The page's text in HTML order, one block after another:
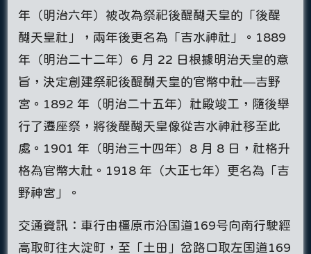
年（明治六年）被改為祭祀後醍醐天皇的「後醍
醐天皇社」，兩年後更名為「吉水神社」。1889
年（明治二十二年）6 月 22 日根據明治天皇的意
旨，決定創建祭祀後醍醐天皇的官幣中社—吉野
宮。1892 年（明治二十五年）社殿竣工，隨後舉
行了遷座祭，將後醍醐天皇像從吉水神社移至此
處。1901 年（明治三十四年）8 月 8 日，社格升
格為官幣大社。1918 年（大正七年）更名為「吉
野神宮」。
交通資訊：車行由橿原市沿国道169号向南行駛經
高取町往大淀町，至「土田」岔路口取左国道169